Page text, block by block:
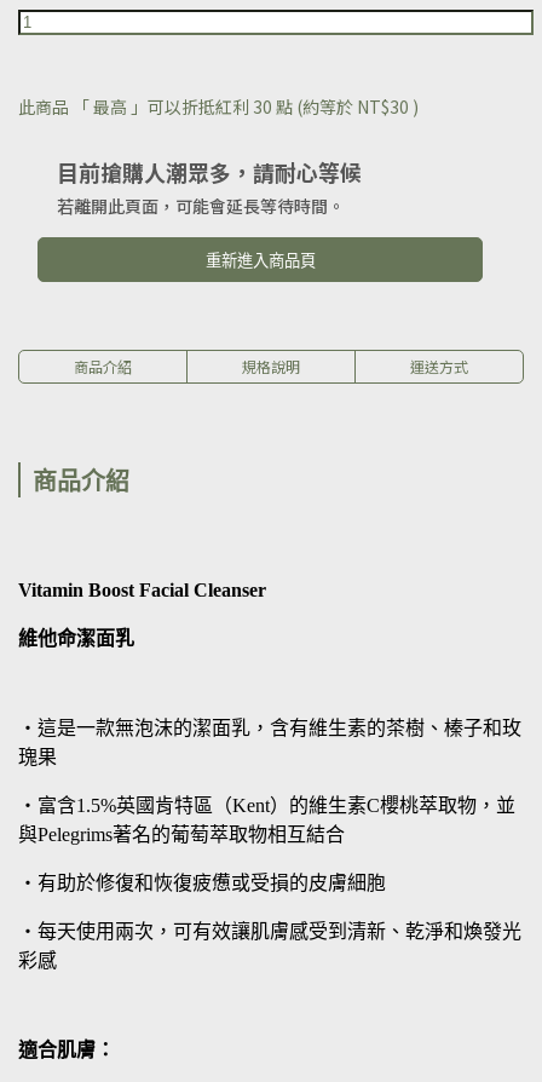
此商品 「 最高 」可以折抵紅利 30 點 (約等於 NT$30 )
目前搶購人潮眾多，請耐心等候
若離開此頁面，可能會延長等待時間。
重新進入商品頁
商品介紹 規格說明 運送方式
商品介紹
Vitamin Boost Facial Cleanser
維他命潔面乳
・這是一款無泡沫的潔面乳，含有維生素的茶樹、榛子和玫
瑰果
・富含1.5%英國肯特區（Kent）的維生素C櫻桃萃取物，並
與Pelegrims著名的葡萄萃取物相互結合
・有助於修復和恢復疲憊或受損的皮膚細胞
・每天使用兩次，可有效讓肌膚感受到清新、乾淨和煥發光
彩感
適合肌膚：